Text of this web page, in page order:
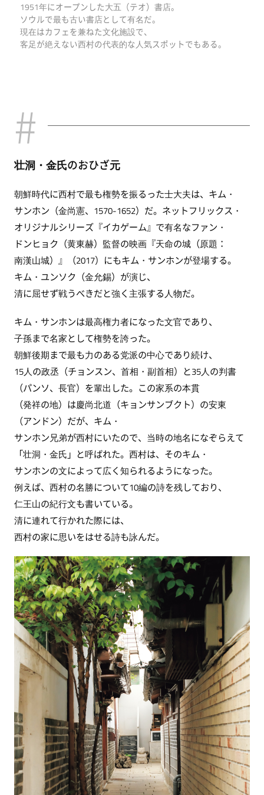
1951年にオープンした大五（テオ）書店。
ソウルで最も古い書店として有名だ。
現在はカフェを兼ねた文化施設で、
客足が絶えない西村の代表的な人気スポットでもある。
壮洞・金氏のおひざ元
朝鮮時代に西村で最も権勢を振るった士大夫は、キム・
サンホン（金尚憲、1570-1652）だ。ネットフリックス・
オリジナルシリーズ『イカゲーム』で有名なファン・
ドンヒョク（黄東赫）監督の映画『天命の城（原題：
南漢山城）』（2017）にもキム・サンホンが登場する。
キム・ユンソク（金允錫）が演じ、
清に屈せず戦うべきだと強く主張する人物だ。
キム・サンホンは最高権力者になった文官であり、
子孫まで名家として権勢を誇った。
朝鮮後期まで最も力のある党派の中心であり続け、
15人の政丞（チョンスン、首相・副首相）と35人の判書
（パンソ、長官）を輩出した。この家系の本貫
（発祥の地）は慶尚北道（キョンサンブクト）の安東
（アンドン）だが、キム・
サンホン兄弟が西村にいたので、当時の地名になぞらえて
「壮洞・金氏」と呼ばれた。西村は、そのキム・
サンホンの文によって広く知られるようになった。
例えば、西村の名勝について10編の詩を残しており、
仁王山の紀行文も書いている。
清に連れて行かれた際には、
西村の家に思いをはせる詩も詠んだ。